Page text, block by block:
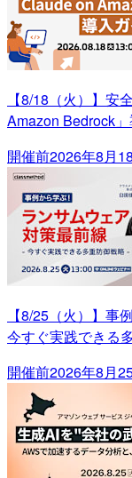
【8/18（火）】安
Amazon Bedrock
開催前2026年8月
【8/25（火）】事
今すぐ実践できる
開催前2026年8月